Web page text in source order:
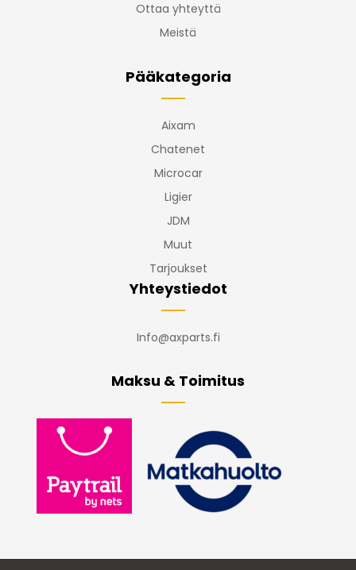
Ottaa yhteyttä
Meistä
Pääkategoria
Aixam
Chatenet
Microcar
Ligier
JDM
Muut
Tarjoukset
Yhteystiedot
Info@axparts.fi
Maksu & Toimitus